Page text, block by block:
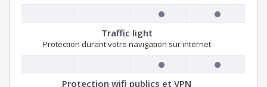
Traffic light
Protection durant votre navigation sur internet
Protection wifi publics et VPN